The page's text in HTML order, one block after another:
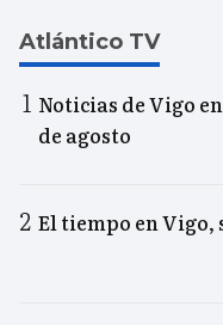
Atlántico TV
Noticias de Vigo
de agosto
El tiempo en Vigo,